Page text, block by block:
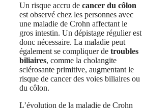
Un risque accru de cancer du côlon
est observé chez les personnes avec
une maladie de Crohn affectant le
gros intestin. Un dépistage régulier est
donc nécessaire. La maladie peut
également se compliquer de troubles
biliaires, comme la cholangite
sclérosante primitive, augmentant le
risque de cancer des voies biliaires ou
du côlon.
L’évolution de la maladie de Crohn